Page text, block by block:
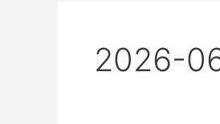
2026-